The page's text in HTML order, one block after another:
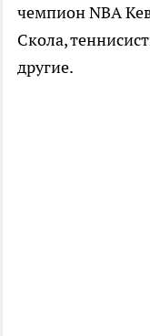
чемпион NBA
Скола,
другие.